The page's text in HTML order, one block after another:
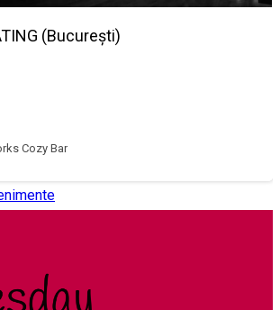
(București)
Cozy Bar